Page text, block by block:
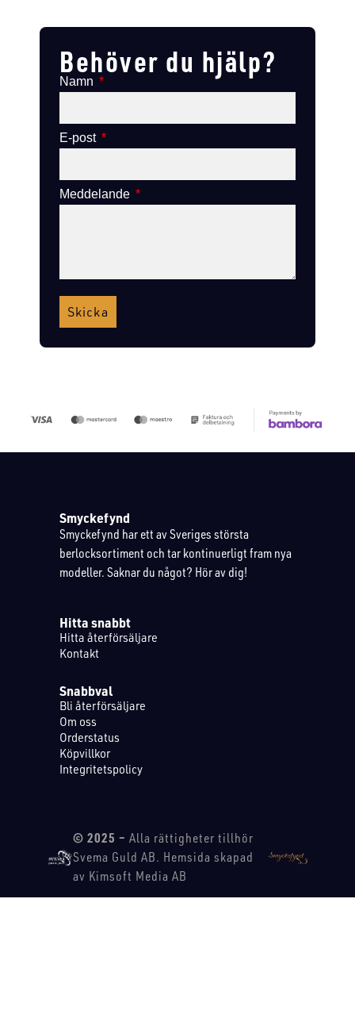
Behöver du hjälp?
Namn
E-post
Meddelande
Skicka
Smyckefynd
Smyckefynd har ett av Sveriges största
berlocksortiment och tar kontinuerligt fram nya
modeller. Saknar du något? Hör av dig!
Hitta snabbt
Hitta återförsäljare
Kontakt
Snabbval
Bli återförsäljare
Om oss
Orderstatus
Köpvillkor
Integritetspolicy
© 2025 – Alla rättigheter tillhör
Svema Guld AB. Hemsida skapad
av Kimsoft Media AB